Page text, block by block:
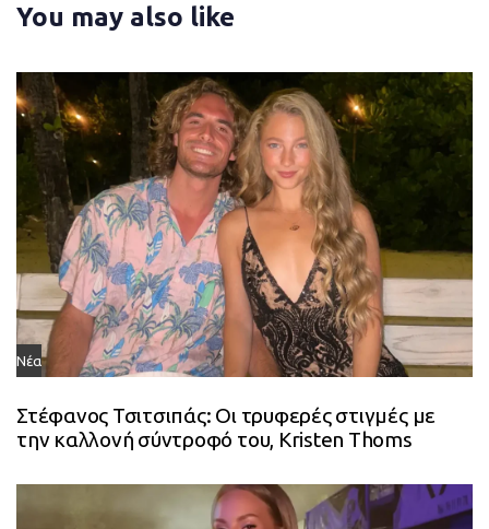
e
c
e
You may also like
Νέα
Στέφανος Τσιτσιπάς: Οι τρυφερές στιγμές με
την καλλονή σύντροφό του, Kristen Thoms